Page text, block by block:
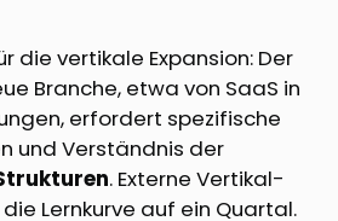
die vertikale Expansion: Der
Branche, etwa von SaaS in
erfordert spezifische
und Verständnis der
. Externe Vertikal-
Lernkurve auf ein Quartal.